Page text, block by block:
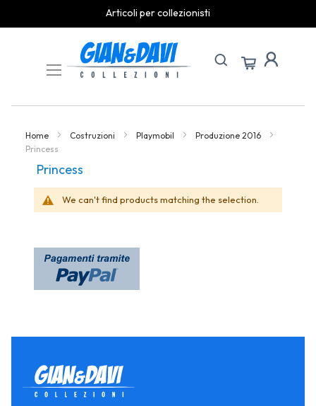
Articoli per collezionisti
Content
Home Costruzioni Playmobil
Produzione 2016
Princess
Princess
We can't find products matching the selection.